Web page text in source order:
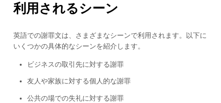
利用されるシーン
英語での謝罪文は、さまざまなシーンで利用されます。以下に
いくつかの具体的なシーンを紹介します。
ビジネスの取引先に対する謝罪
友人や家族に対する個人的な謝罪
公共の場での失礼に対する謝罪